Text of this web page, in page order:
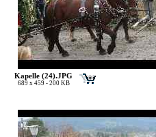
Kapelle (24).JPG
689 x 459 - 200 KB